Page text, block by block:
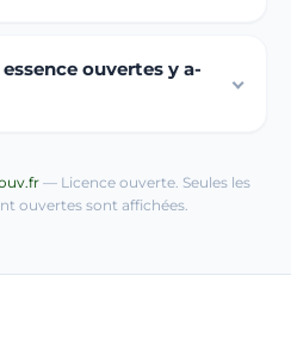
ouvertes y a-
— Licence ouverte. Seules les
ouvertes sont affichées.